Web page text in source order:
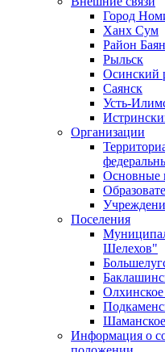
Город
Ханх Сум
Район
Рыльск
Осинский
Саянск
Усть-
Организации
Основные
Поселения
Шелехов"
Информация о